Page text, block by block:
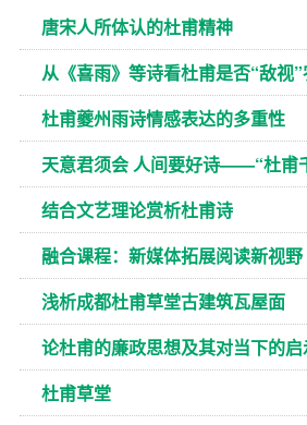
唐宋人所体认的杜甫精神
从《喜雨》等诗看杜甫是否“敌视
杜甫夔州雨诗情感表达的多重性
天意君须会 人间要好诗——“杜甫
结合文艺理论赏析杜甫诗
融合课程：新媒体拓展阅读新视野
浅析成都杜甫草堂古建筑瓦屋面
论杜甫的廉政思想及其对当下的启
杜甫草堂